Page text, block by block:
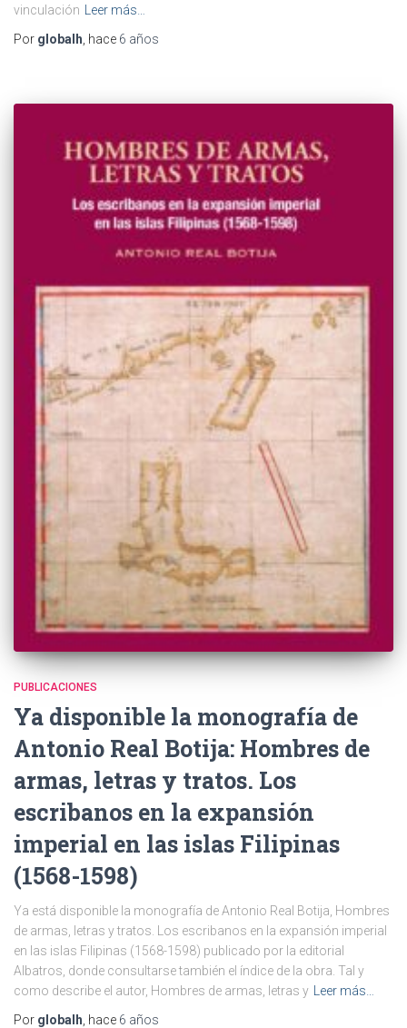
vinculación
Leer más…
Por globalh , hace 6 años
PUBLICACIONES
Ya disponible la monografía de
Antonio Real Botija: Hombres de
armas, letras y tratos. Los
escribanos en la expansión
imperial en las islas Filipinas
(1568-1598)
Ya está disponible la monografía de Antonio Real Botija, Hombres
de armas, letras y tratos. Los escribanos en la expansión imperial
en las islas Filipinas (1568-1598) publicado por la editorial
Albatros, donde consultarse también el índice de la obra. Tal y
como describe el autor, Hombres de armas, letras y Leer más…
Por globalh , hace 6 años